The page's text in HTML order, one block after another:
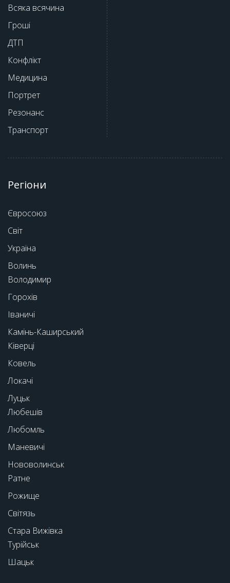
Всяка всячина
Гроші
ДТП
Конфлікт
Медицина
Портрет
Резонанс
Транспорт
Регіони
Євросоюз
Світ
Україна
Волинь
Володимир
Горохів
Іваничі
Камінь-Каширський
Ківерці
Ковель
Локачі
Луцьк
Любешів
Любомль
Маневичі
Нововолинськ
Ратне
Рожище
Світязь
Стара Вижівка
Турійськ
Шацьк